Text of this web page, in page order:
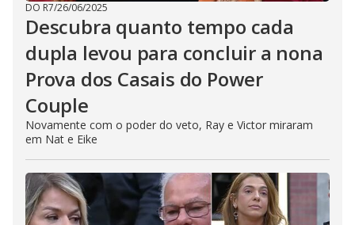
DO R7/26/06/2025
Descubra quanto tempo cada
dupla levou para concluir a nona
Prova dos Casais do Power
Couple
Novamente com o poder do veto, Ray e Victor miraram
em Nat e Eike